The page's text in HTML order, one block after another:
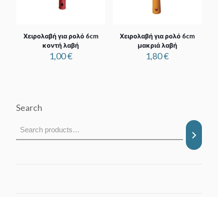
Χειρολαβή για ρολό 6cm
κοντή λαβή
1,00€
Χειρολαβή για ρολό 6cm
μακριά λαβή
1,80€
Search